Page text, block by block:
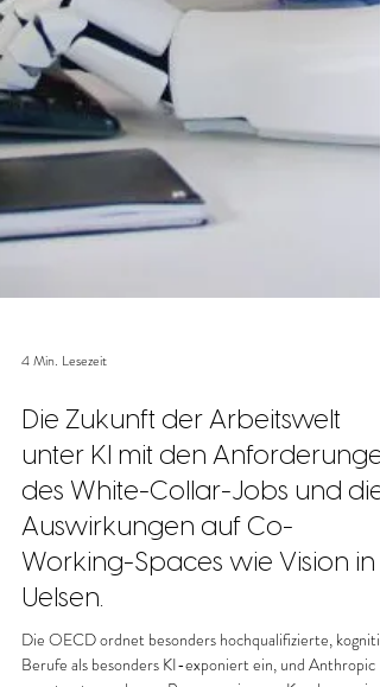
4 Min. Lesezeit
Die Zukunft der Arbeitswelt
unter KI mit den
des White-Collar-Jobs und die
Auswirkungen auf Co-